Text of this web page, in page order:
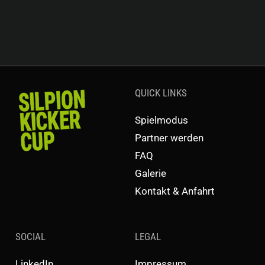
QUICK LINKS
Spielmodus
Partner werden
FAQ
Galerie
Kontakt & Anfahrt
SOCIAL LEGAL